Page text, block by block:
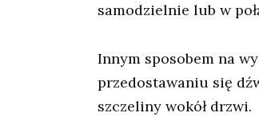
samodzielnie lub w
Innym sposobem na
przedostawaniu się
szczeliny wokół drzwi.